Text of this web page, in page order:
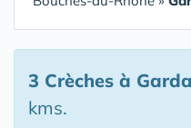
3 Crèches à
kms.